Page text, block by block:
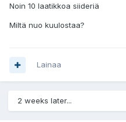
Noin 10 laatikkoa siideriä
Miltä nuo kuulostaa?
Lainaa
2 weeks later...